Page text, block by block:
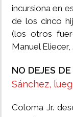
incursiona en
de los cinco
(los otros
Manuel
NO DEJES DE
Sánchez,
Coloma Jr.